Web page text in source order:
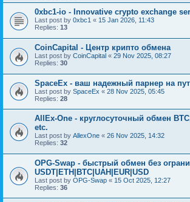
0xbc1-io - Innovative crypto exchange
Last post by 0xbc1 « 15 Jan 2026, 11:43
Replies: 13
CoinCapital - Центр крипто обмена
Last post by CoinCapital « 29 Nov 2025, 08:27
Replies: 30
SpaceEx - ваш надежный парнер на
Last post by SpaceEx « 28 Nov 2025, 05:45
Replies: 28
AllEx-One - круглосуточный обмен
etc.
Last post by AllexOne « 26 Nov 2025, 14:32
Replies: 32
OPG-Swap - быстрый обмен без
USDT|ETH|BTC|UAH|EUR|USD
Last post by OPG-Swap « 15 Oct 2025, 12:27
Replies: 36